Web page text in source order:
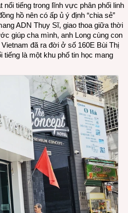
nổi tiếng trong lĩnh vực phân phối linh
hồ nên có ấp ủ ý định “chia sẻ”
ADN Thụy Sĩ, giao thoa giữa thời
giúp cha mình, anh Long cùng con
đã ra đời ở số 160E Bùi Thị
là một khu phố tin học mang